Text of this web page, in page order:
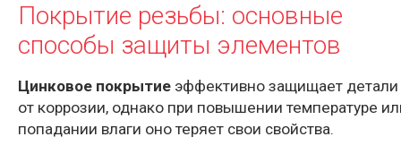
Покрытие резьбы: основные
способы защиты элементов
Цинковое покрытие эффективно защищает детали
от коррозии, однако при повышении температуре
попадании влаги оно теряет свои свойства.